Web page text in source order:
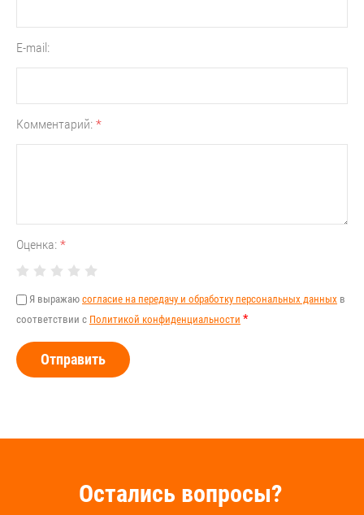
E-mail:
Комментарий: *
Оценка: *
Я выражаю согласие на передачу и обработку персональных данных в
соответствии с Политикой конфиденциальности *
Отправить
Остались вопросы?